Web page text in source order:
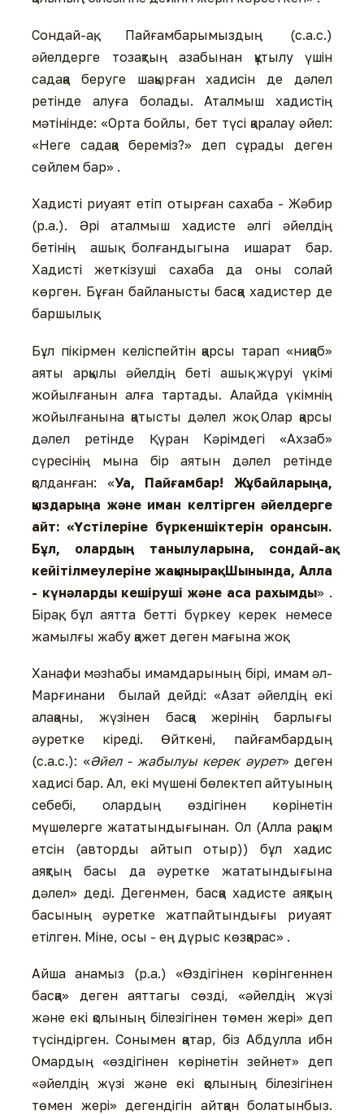
Сондай-ақ, Пайғамбарымыздың (с.а.с.)
әйелдерге тозақтың азабынан құтылу үшін
садақа беруге шақырған хадисін де дәлел
ретінде алуға болады. Аталмыш хадистің
мәтінінде: «Орта бойлы, бет түсі қаралау әйел:
«Неге садақа береміз?» деп сұрады деген
сөйлем бар» .
Хадисті риуаят етіп отырған сахаба - Жәбир
(р.а.). Әрі аталмыш хадисте әлгі әйелдің
бетінің ашық болғандыгына ишарат бар.
Хадисті жеткізуші сахаба да оны солай
көрген. Бұған байланысты басқа хадистер де
баршылық.
Бұл пікірмен келіспейтін қарсы тарап «ниқаб»
аяты арқылы әйелдің беті ашық жүруі үкімі
жойылғанын алға тартады. Алайда үкімнің
жойылғанына қатысты дәлел жоқ. Олар қарсы
дәлел ретінде Қүран Кәрімдегі «Ахзаб»
сүресінің мына бір аятын дәлел ретінде
қолданған: «Уа, Пайғамбар! Жұбайларыңа,
қыздарыңа және иман келтірген әйелдерге
айт: «Үстілеріне бүркеншіктерін орансын.
Бұл, олардың танылуларына, сондай-ақ
кейітілмеулеріне жақынырақ. Шынында, Алла
- күнәларды кешіруші және аса рахымды» .
Бірақ, бұл аятта бетті бүркеу керек немесе
жамылғы жабу қажет деген мағына жоқ.
Ханафи мәзһабы имамдарының бірі, имам әл-
Марғинани былай дейді: «Азат әйелдің екі
алақаны, жүзінен басқа жерінің барлығы
әуретке кіреді. Өйткені, пайғамбардың
(с.а.с.): «Әйел - жабылуы керек әурет» деген
хадисі бар. Ал, екі мүшені бөлектеп айтуының
себебі, олардың өздігінен көрінетін
мүшелерге жататындығынан. Ол (Алла рақым
етсін (авторды айтып отыр)) бұл хадис
аяқтың басы да әуретке жататындығына
дәлел» деді. Дегенмен, басқа хадисте аяқтың
басының әуретке жатпайтындығы риуаят
етілген. Міне, осы - ең дүрыс көзқарас» .
Айша анамыз (р.а.) «Өздігінен көрінгеннен
басқа» деген аяттагы сөзді, «әйелдің жүзі
және екі қолының білезігінен төмен жері» деп
түсіндірген. Сонымен қатар, біз Абдулла ибн
Омардың «өздігінен көрінетін зейнет» деп
«әйелдің жүзі және екі қолының білезігінен
төмен жері» дегендігін айтқан болатынбыз.